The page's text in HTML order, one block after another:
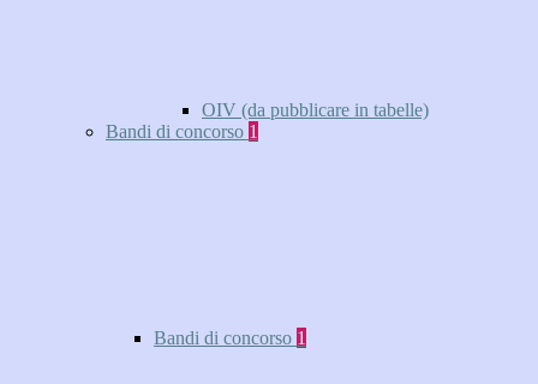
OIV (da pubblicare in tabelle)
Bandi di concorso 1
Bandi di concorso 1